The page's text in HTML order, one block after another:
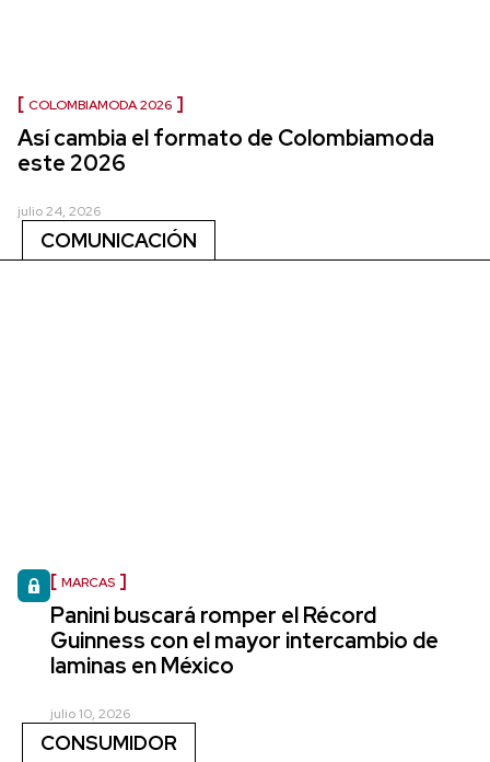
COLOMBIAMODA 2026
Así cambia el formato de Colombiamoda
este 2026
julio 24, 2026
COMUNICACIÓN
MARCAS
Panini buscará romper el Récord
Guinness con el mayor intercambio de
laminas en México
julio 10, 2026
CONSUMIDOR